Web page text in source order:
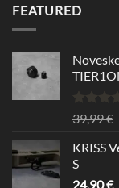
FEATURED
Bewertet
mit
von 5
39,99€
KRISS
S
24,90€